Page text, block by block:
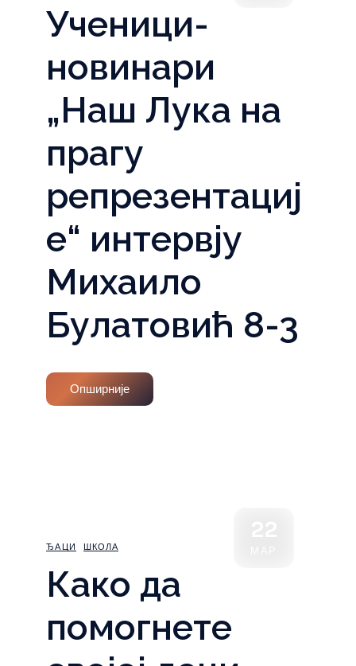
Ученици-
новинари
„Наш Лука на
прагу
репрезентациј
е“ интервју
Михаило
Булатовић 8-3
Опширније
ЂАЦИ ШКОЛА
Како да
помогнете